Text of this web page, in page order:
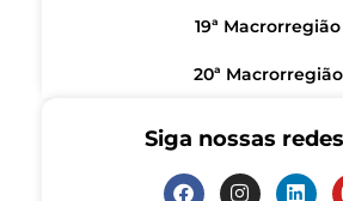
19ª Macrorregião
20ª Macrorregião
Siga nossas